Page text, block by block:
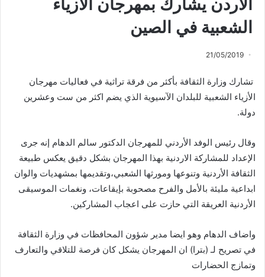
الأردن يشارك بمهرجان الأزياء
الشعبية في الصين
21/05/2019
تشارك وزارة الثقافة بأكثر من فرقة تراثية في فعاليات مهرجان
الأزياء الشعبية للبلدان الآسيوية الذي يضم اكثر من ست وعشرين
دولة.
وقال رئيس الوفد الأردني للمهرجان الدكتور سالم الدهام إنه جرى
الإعداد للمشاركة الاردنية بهذا المهرجان بشكل دقيق يعكس طبيعة
الثقافة الأردنية وتنوعها ومورثها الشعبي،وتقديمها بمشهديات والوان
ابداعية مليئة بالأمل والفرح مصحوبة بإيقاعات، ونغمات الموسيقى
الأردنية العريقة التي حازت على اعجاب المشاركين.
واضاف الدهام وهو ايضا مدير شؤون المحافظات في وزارة الثقافة
في تصريح لـ (بترا) ان المهرجان يشكل كان فرصة للتلاقي والتعارف
وتمازج الحضارات